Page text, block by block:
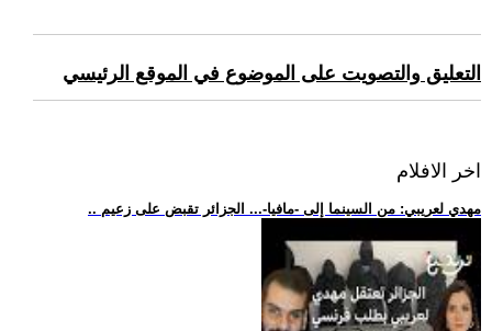
التعليق والتصويت على الموضوع في الموقع الرئيسي
اخر الافلام
.. مهدي لعريبي: من السينما إلى -مافيا-... الجزائر تقبض على زعيم